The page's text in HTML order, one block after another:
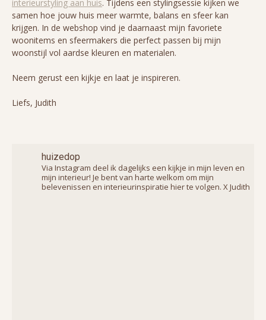
interieurstyling aan huis. Tijdens een stylingsessie kijken we
samen hoe jouw huis meer warmte, balans en sfeer kan
krijgen. In de webshop vind je daarnaast mijn favoriete
woonitems en sfeermakers die perfect passen bij mijn
woonstijl vol aardse kleuren en materialen.
Neem gerust een kijkje en laat je inspireren.
Liefs, Judith
huizedop
Via Instagram deel ik dagelijks een kijkje in mijn leven en
mijn interieur! Je bent van harte welkom om mijn
belevenissen en interieurinspiratie hier te volgen. X Judith